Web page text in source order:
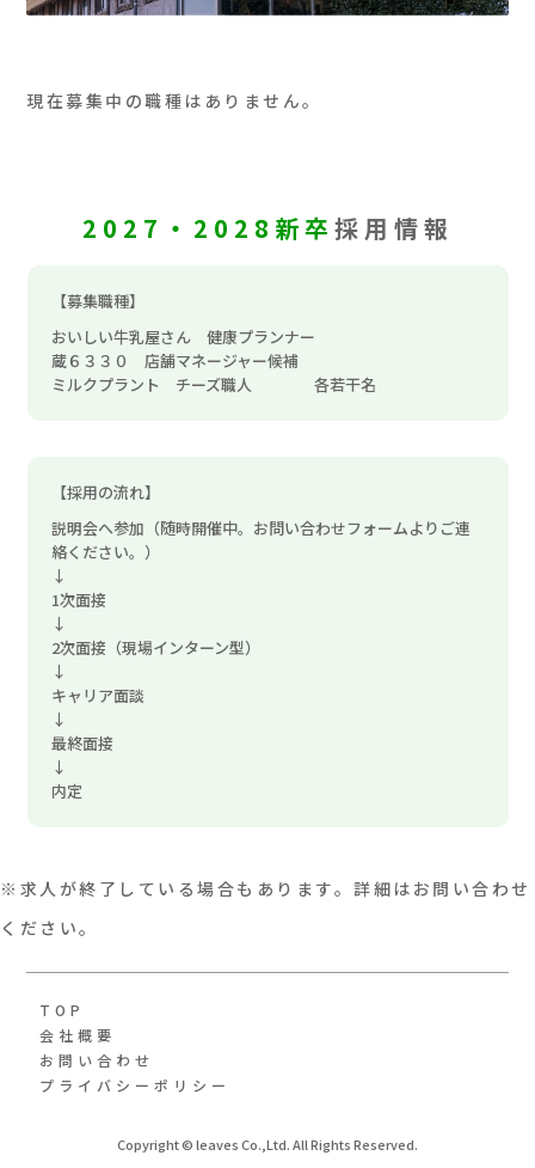
現在募集中の職種はありません。
2027・2028新卒 採用情報
【募集職種】
おいしい牛乳屋さん 健康プランナー
蔵６３３０ 店舗マネージャー候補
ミルクプラント チーズ職人 各若干名
【採用の流れ】
説明会へ参加（随時開催中。お問い合わせフォームよりご連
絡ください。）
↓
1次面接
↓
2次面接（現場インターン型）
↓
キャリア面談
↓
最終面接
↓
内定
※求人が終了している場合もあります。詳細はお問い合わせ
ください。
TOP
会社概要
お問い合わせ
プライバシーポリシー
Copyright © leaves Co.,Ltd. All Rights Reserved.